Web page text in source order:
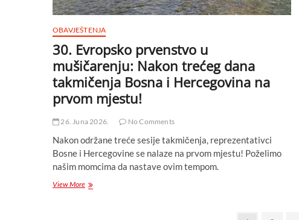
OBAVJEŠTENJA
30. Evropsko prvenstvo u
mušičarenju: Nakon trećeg dana
takmičenja Bosna i Hercegovina na
prvom mjestu!
26. Juna 2026. No Comments
Nakon održane treće sesije takmičenja, reprezentativci
Bosne i Hercegovine se nalaze na prvom mjestu! Poželimo
našim momcima da nastave ovim tempom.
View More30.